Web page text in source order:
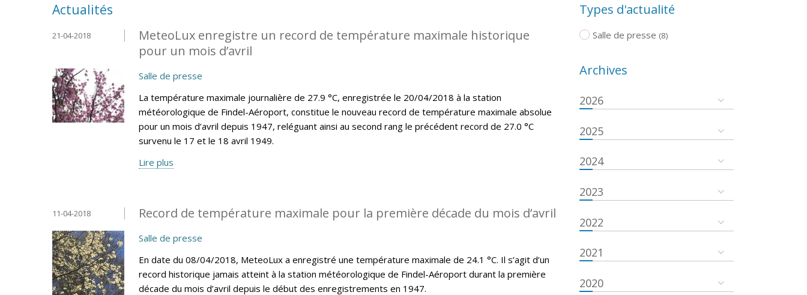
Actualités
MeteoLux enregistre un record de température maximale historique
pour un mois d’avril
21-04-2018
Salle de presse
La température maximale journalière de 27.9 °C, enregistrée le 20/04/2018 à la station
météorologique de Findel-Aéroport, constitue le nouveau record de température maximale absolue
pour un mois d’avril depuis 1947, reléguant ainsi au second rang le précédent record de 27.0 °C
survenu le 17 et le 18 avril 1949.
Lire plus
Record de température maximale pour la première décade du mois d’avril
11-04-2018
Salle de presse
En date du 08/04/2018, MeteoLux a enregistré une température maximale de 24.1 °C. Il s’agit d’un
record historique jamais atteint à la station météorologique de Findel-Aéroport durant la première
décade du mois d’avril depuis le début des enregistrements en 1947.
Types d'actualité
Salle de presse (8)
Archives
2026
2025
2024
2023
2022
2021
2020